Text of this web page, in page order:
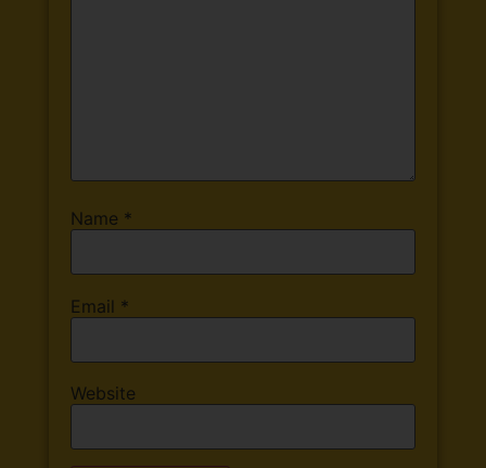
Name *
Email *
Website